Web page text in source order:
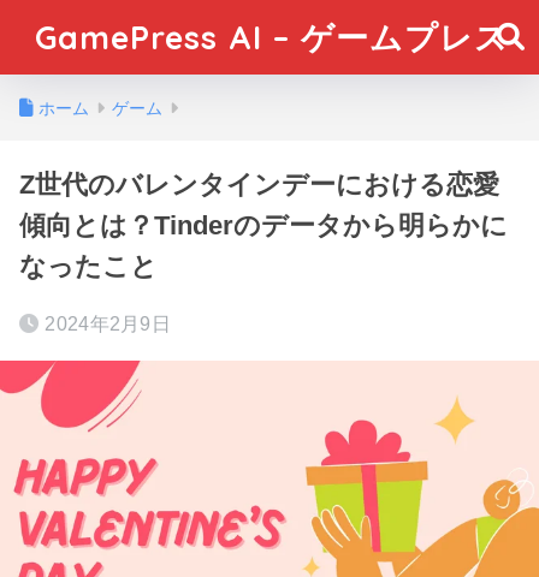
GamePress AI – ゲームプレス
ホーム ゲーム
Z世代のバレンタインデーにおける恋愛
傾向とは？Tinderのデータから明らかに
なったこと
2024年2月9日